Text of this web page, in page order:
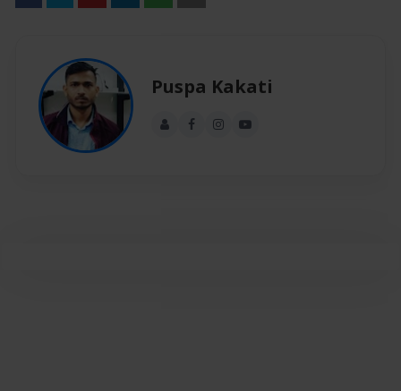
Puspa Kakati